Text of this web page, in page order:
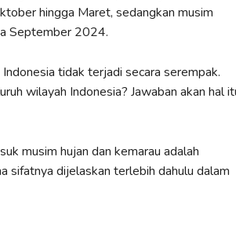
hingga Maret, sedangkan musim
September 2024.
tidak terjadi secara serempak.
wilayah Indonesia? Jawaban akan hal
musim hujan dan kemarau adalah
sifatnya dijelaskan terlebih dahulu dalam